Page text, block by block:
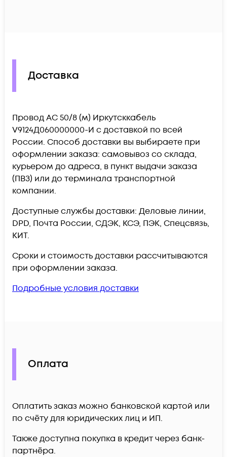
Доставка
Провод АС 50/8 (м) Иркутсккабель
V9124Д060000000-И c доставкой по всей
России. Способ доставки вы выбираете при
оформлении заказа: самовывоз со склада,
курьером до адреса, в пункт выдачи заказа
(ПВЗ) или до терминала транспортной
компании.
Доступные службы доставки: Деловые линии,
DPD, Почта России, СДЭК, КСЭ, ПЭК, Спецсвязь,
КИТ.
Сроки и стоимость доставки рассчитываются
при оформлении заказа.
Подробные условия доставки
Оплата
Оплатить заказ можно банковской картой или
по счёту для юридических лиц и ИП.
Также доступна покупка в кредит через банк-
партнёра.